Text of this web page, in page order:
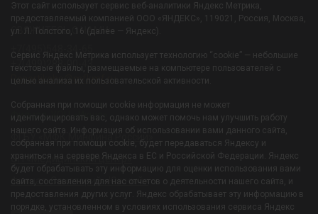
СВЯЖИТЕСЬ С НАМИ:
+7(499)288-00-43
Resortiksha@mfkmf.ru
Филиал-УОЦ «Икша»
ФГБУ «МФК Минфина России»
ОП «Медицинский центр»
Филиал-Санаторий «Южный»
Этот сайт использует сервис веб-аналитики Яндекс Метрика,
предоставляемый компанией ООО «ЯНДЕКС», 119021, Россия, Москва,
ул. Л. Толстого, 16 (далее — Яндекс).
Сервис Яндекс Метрика использует технологию “cookie” — небольшие
текстовые файлы, размещаемые на компьютере пользователей с
целью анализа их пользовательской активности.
Собранная при помощи cookie информация не может
идентифицировать вас, однако может помочь нам улучшить работу
нашего сайта. Информация об использовании вами данного сайта,
собранная при помощи cookie, будет передаваться Яндексу и
храниться на сервере Яндекса в ЕС и Российской Федерации. Яндекс
будет обрабатывать эту информацию для оценки использования вами
сайта, составления для нас отчетов о деятельности нашего сайта, и
предоставления других услуг. Яндекс обрабатывает эту информацию в
порядке, установленном в условиях использования сервиса Яндекс